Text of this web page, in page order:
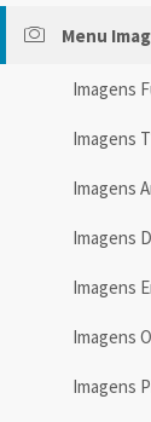
Menu
Imagens
Imagens
Imagens
Imagens
Imagens
Imagens
Imagens